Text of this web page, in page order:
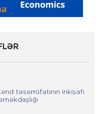
təsərrüfatının inkişafı